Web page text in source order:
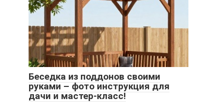
Беседка из поддонов своими
руками – фото инструкция для
дачи и мастер-класс!